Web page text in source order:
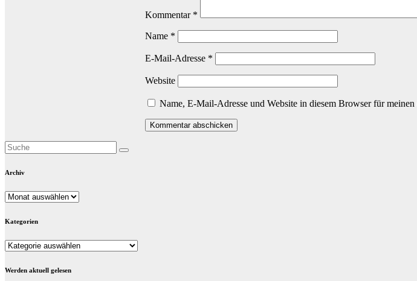
Kommentar *
Name *
E-Mail-Adresse *
Website
Name, E-Mail-Adresse und Website in diesem Browser für meinen
Archiv
Archiv
Kategorien
Kategorien
Werden aktuell gelesen